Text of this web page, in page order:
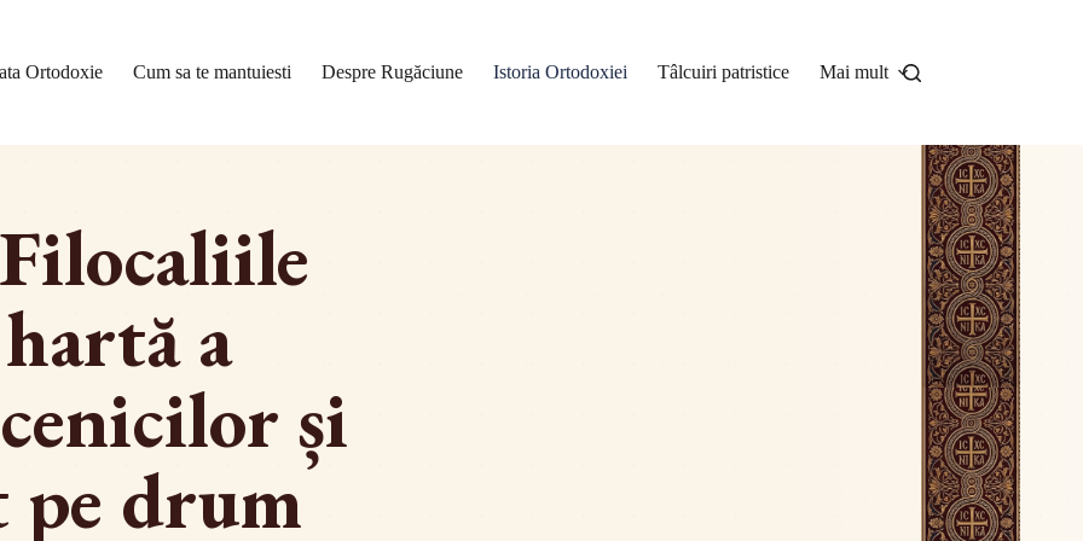
Ortodoxie Cum sa te mantuiesti Despre Rugăciune Istoria Ortodoxiei Tâlcuiri patristice Mai mult
a
și
pe drum